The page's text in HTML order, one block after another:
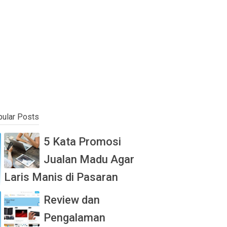
Posts
5 Kata Promosi
Jualan Madu Agar
Laris Manis di Pasaran
Review dan
Pengalaman